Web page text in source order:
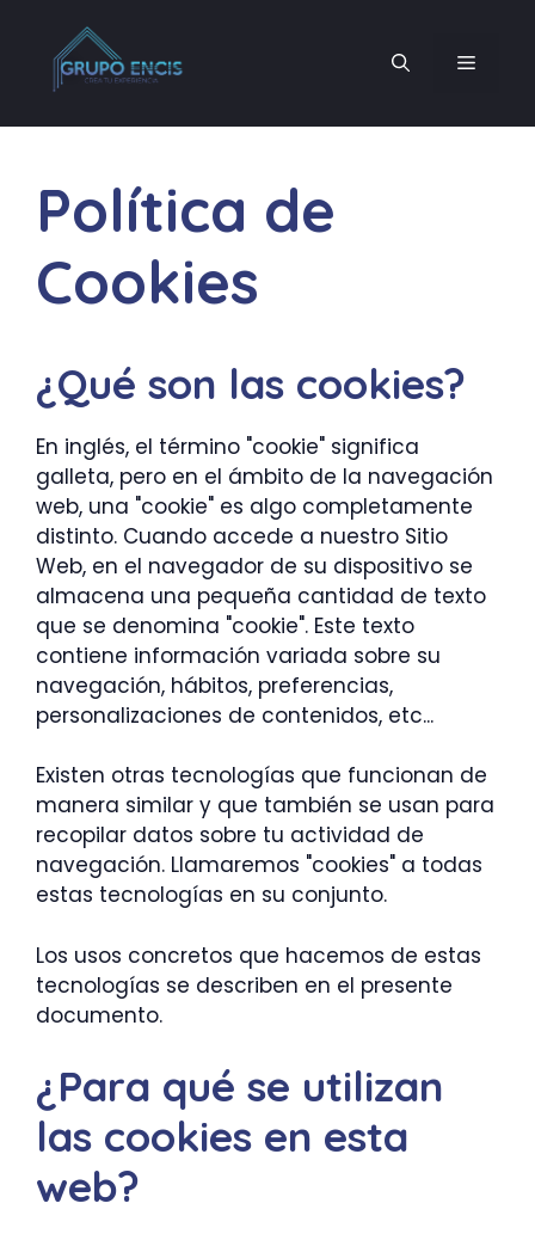
contenido
MENÚ
Política de
Cookies
¿Qué son las cookies?
En inglés, el término "cookie" significa
galleta, pero en el ámbito de la navegación
web, una "cookie" es algo completamente
distinto. Cuando accede a nuestro Sitio
Web, en el navegador de su dispositivo se
almacena una pequeña cantidad de texto
que se denomina "cookie". Este texto
contiene información variada sobre su
navegación, hábitos, preferencias,
personalizaciones de contenidos, etc...
Existen otras tecnologías que funcionan de
manera similar y que también se usan para
recopilar datos sobre tu actividad de
navegación. Llamaremos "cookies" a todas
estas tecnologías en su conjunto.
Los usos concretos que hacemos de estas
tecnologías se describen en el presente
documento.
¿Para qué se utilizan
las cookies en esta
web?